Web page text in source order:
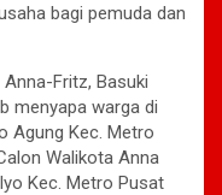
bagi pemuda dan
Fritz, Basuki
menyapa warga di
Agung Kec. Metro
Walikota Anna
Kec. Metro Pusat